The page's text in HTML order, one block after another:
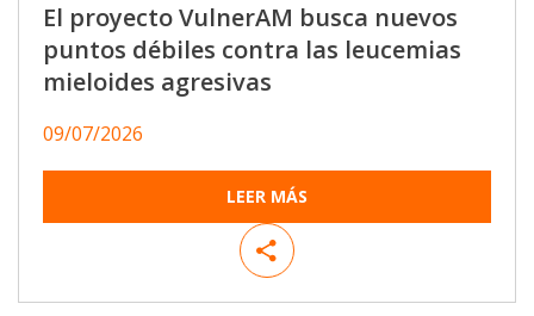
El proyecto VulnerAM busca nuevos
puntos débiles contra las leucemias
mieloides agresivas
09/07/2026
LEER MÁS